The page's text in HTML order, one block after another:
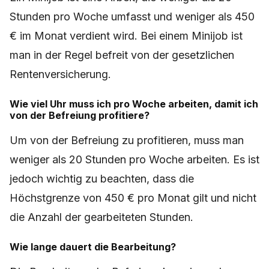
Stunden pro Woche umfasst und weniger als 450
€ im Monat verdient wird. Bei einem Minijob ist
man in der Regel befreit von der gesetzlichen
Rentenversicherung.
Wie viel Uhr muss ich pro Woche arbeiten, damit ich
von der Befreiung profitiere?
Um von der Befreiung zu profitieren, muss man
weniger als 20 Stunden pro Woche arbeiten. Es ist
jedoch wichtig zu beachten, dass die
Höchstgrenze von 450 € pro Monat gilt und nicht
die Anzahl der gearbeiteten Stunden.
Wie lange dauert die Bearbeitung?